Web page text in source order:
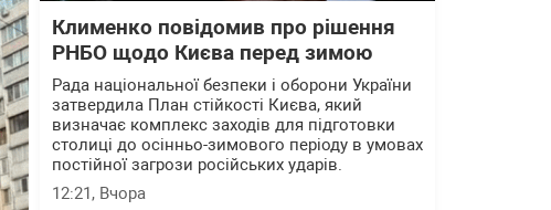
Клименко повідомив про рішення
РНБО щодо Києва перед зимою
Рада національної безпеки і оборони України
затвердила План стійкості Києва, який
визначає комплекс заходів для підготовки
столиці до осінньо-зимового періоду в умовах
постійної загрози російських ударів.
12:21, Вчора